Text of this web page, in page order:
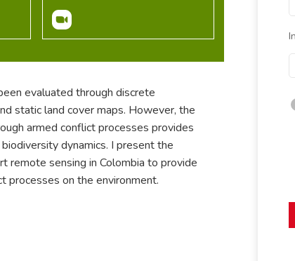
evaluated through discrete
static land cover maps. However, the
armed conflict processes provides
dynamics. I present the
remote sensing in Colombia to provide
processes on the environment.